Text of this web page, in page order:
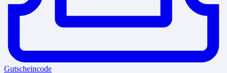
Gutscheincode